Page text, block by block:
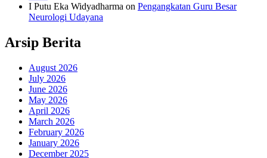
I Putu Eka Widyadharma on Pengangkatan Guru Besar
Neurologi Udayana
Arsip Berita
August 2026
July 2026
June 2026
May 2026
April 2026
March 2026
February 2026
January 2026
December 2025